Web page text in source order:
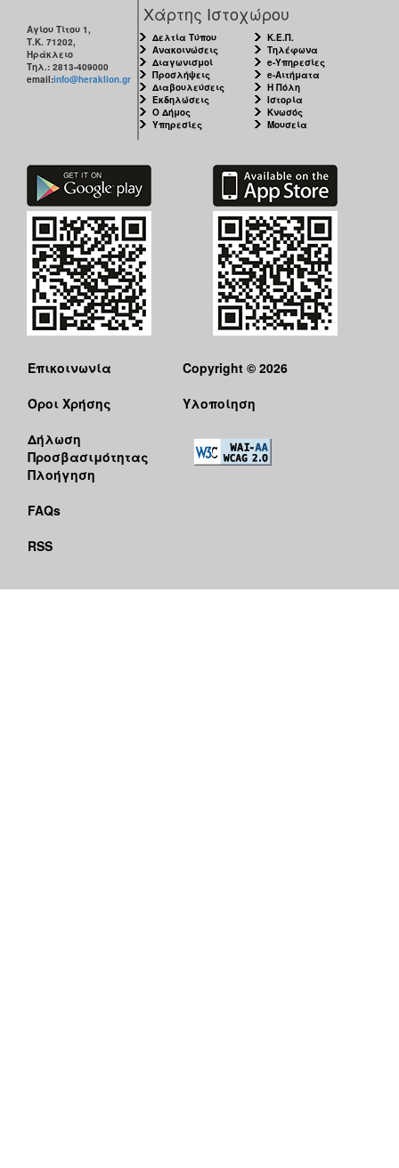
Αγίου Τίτου 1,
Τ.Κ. 71202,
Ηράκλειο
Τηλ.: 2813-409000
email:info@heraklion.gr
Χάρτης Ιστοχώρου
Δελτία Τύπου
Ανακοινώσεις
Διαγωνισμοί
Προσλήψεις
Διαβουλεύσεις
Εκδηλώσεις
Ο Δήμος
Υπηρεσίες
Κ.Ε.Π.
Τηλέφωνα
e-Υπηρεσίες
e-Αιτήματα
Η Πόλη
Ιστορία
Κνωσός
Μουσεία
Επικοινωνία
Όροι Χρήσης
Δήλωση
Προσβασιμότητας
Πλοήγηση
FAQs
RSS
Copyright © 2026
Υλοποίηση